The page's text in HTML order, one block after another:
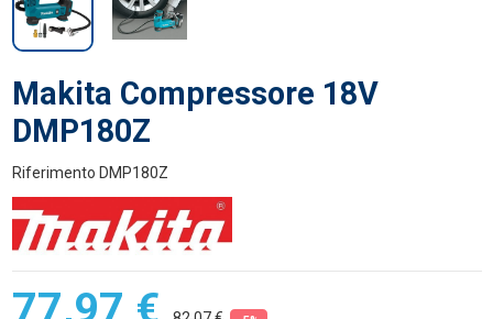
Makita Compressore 18V
DMP180Z
Riferimento DMP180Z